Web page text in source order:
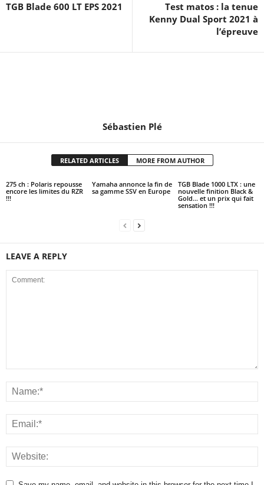
TGB Blade 600 LT EPS 2021
Test matos : la tenue
Kenny Dual Sport 2021 à
l’épreuve
Sébastien Plé
RELATED ARTICLES MORE FROM AUTHOR
275 ch : Polaris repousse
encore les limites du RZR
!!!
Yamaha annonce la fin de
sa gamme SSV en Europe
TGB Blade 1000 LTX : une
nouvelle finition Black &
Gold… et un prix qui fait
sensation !!!
LEAVE A REPLY